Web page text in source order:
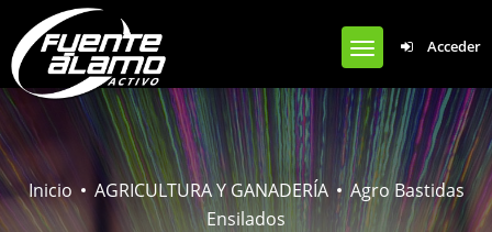
Acceder
Inicio AGRICULTURA Y GANADERÍA
Agro Bastidas
Ensilados
Notice: Undefined offset: 0 in
/var/www/clients/client1/web50/web/wp-content/plugins/cardoza-
facebook-like-box/cardoza_facebook_like_box.php